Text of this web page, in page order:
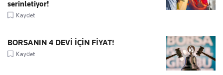
serinletiyor!
Kaydet
BORSANIN 4 DEVİ İÇİN FİYAT!
Kaydet